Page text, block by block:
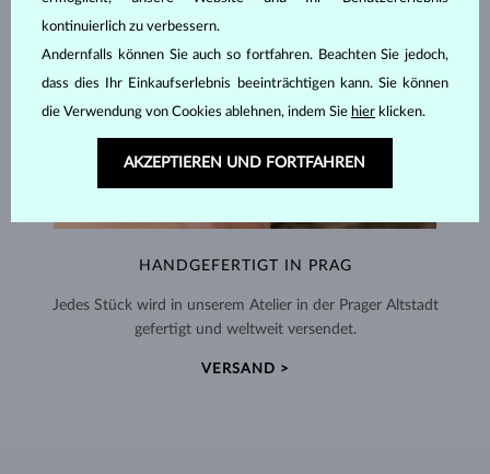
HANDGEFERTIGT IN PRAG
Jedes Stück wird in unserem Atelier in der Prager Altstadt
gefertigt und weltweit versendet.
VERSAND >
kontinuierlich zu verbessern.
Andernfalls können Sie auch so fortfahren. Beachten Sie jedoch,
dass dies Ihr Einkaufserlebnis beeinträchtigen kann. Sie können
die Verwendung von Cookies ablehnen, indem Sie hier klicken.
AKZEPTIEREN UND FORTFAHREN